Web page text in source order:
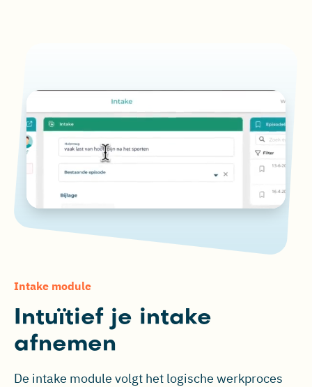
Intake module
Intuïtief je intake
afnemen
De intake module volgt het logische werkproces